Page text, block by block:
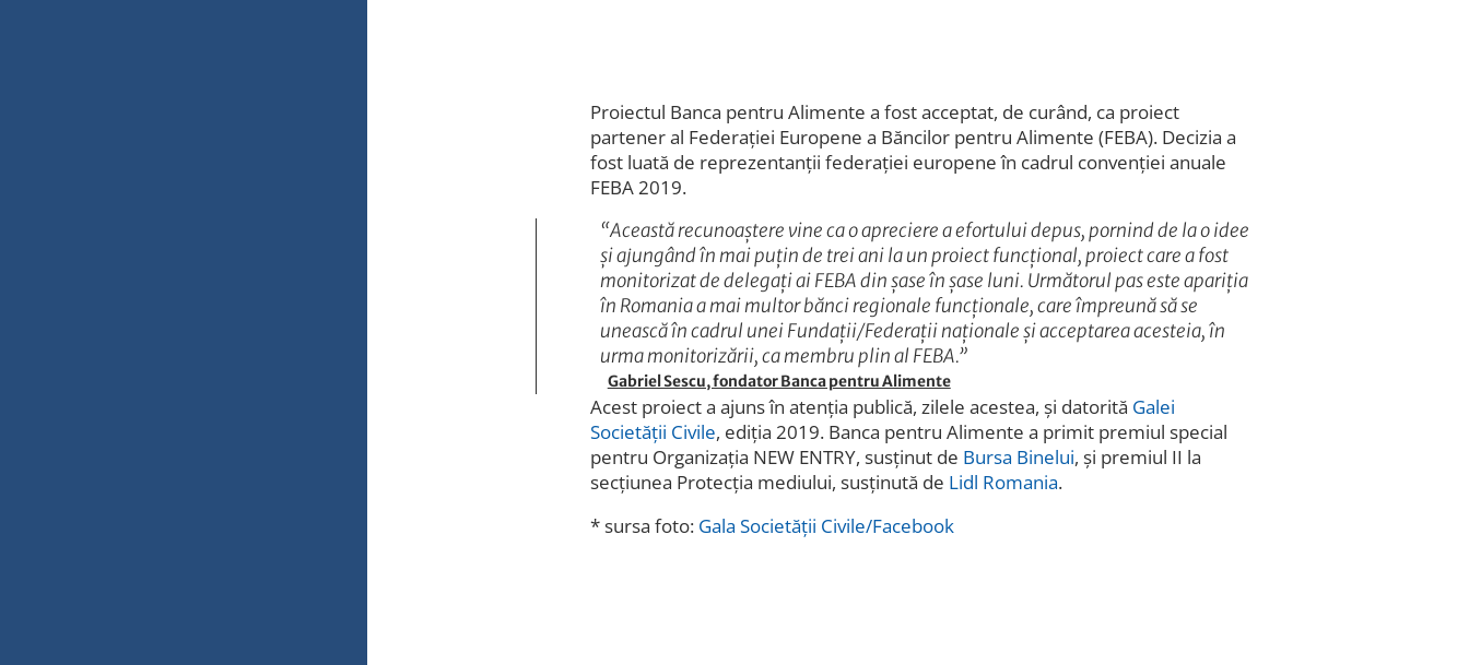
Proiectul Banca pentru Alimente a fost acceptat, de curând, ca proiect
partener al Federației Europene a Băncilor pentru Alimente (FEBA). Decizia a
fost luată de reprezentanții federației europene în cadrul convenției anuale
FEBA 2019.
“Această recunoaștere vine ca o apreciere a efortului depus, pornind de la o idee
și ajungând în mai puțin de trei ani la un proiect funcțional, proiect care a fost
monitorizat de delegați ai FEBA din șase în șase luni. Următorul pas este apariția
în Romania a mai multor bănci regionale funcționale, care împreună să se
unească în cadrul unei Fundații/Federații naționale și acceptarea acesteia, în
urma monitorizării, ca membru plin al FEBA.”
Gabriel Sescu, fondator Banca pentru Alimente
Acest proiect a ajuns în atenția publică, zilele acestea, și datorită Galei
Societății Civile, ediția 2019. Banca pentru Alimente a primit premiul special
pentru Organizația NEW ENTRY, susținut de Bursa Binelui, și premiul II la
secțiunea Protecția mediului, susținută de Lidl Romania.
* sursa foto: Gala Societății Civile/Facebook